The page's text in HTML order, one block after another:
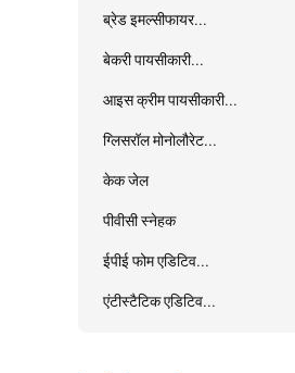
ब्रेड इमल्सीफायर...
बेकरी पायसीकारी...
आइस क्रीम पायसीकारी...
ग्लिसरॉल मोनोलौरेट...
केक जेल
पीवीसी स्नेहक
ईपीई फोम एडिटिव...
एंटीस्टैटिक एडिटिव...